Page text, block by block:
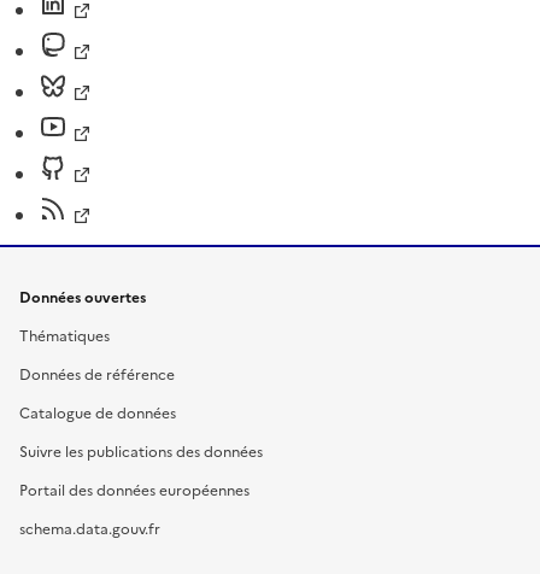
Données ouvertes
Thématiques
Données de référence
Catalogue de données
Suivre les publications des données
Portail des données européennes
schema.data.gouv.fr